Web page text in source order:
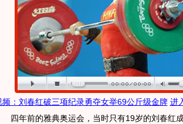
频：刘春红破三项纪录勇夺女举69公斤级金牌 进
年前的雅典奥运会，当时只有19岁的刘春红